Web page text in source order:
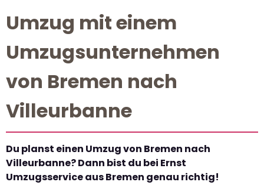
Umzug mit einem
Umzugsunternehmen
von Bremen nach
Villeurbanne
Du planst einen Umzug von Bremen nach
Villeurbanne? Dann bist du bei Ernst
Umzugsservice aus Bremen genau richtig!